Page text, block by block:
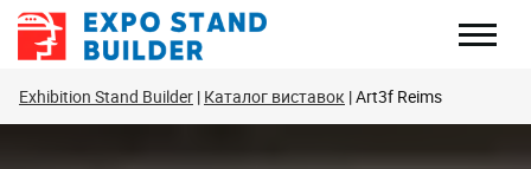
Перейти
Exhibition Stand Builder Каталог виставок Art3f Reims